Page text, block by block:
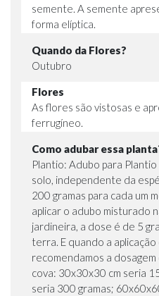
semente. A semente
forma elíptica.
Quando da Flores?
Outubro
Flores
As flores são vistosas e
ferrugíneo.
Como adubar essa
Plantio: Adubo para
solo, independente da
200 gramas para cada um
aplicar o adubo misturado
jardineira, a dose é de 5
terra. E quando a
recomendamos a
cova: 30x30x30 cm seria
seria 300 gramas;